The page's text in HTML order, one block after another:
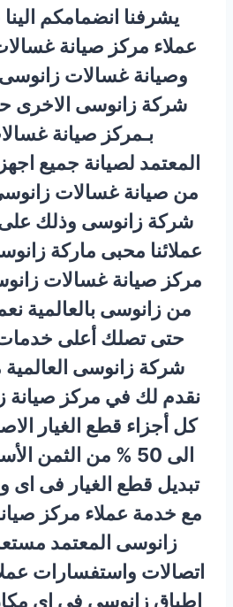
يشرفنا انضمامكم الينا
عملاء مركز صيانة
وصيانة غسالات
شركة زانوسى الاخرى
بـمركز صيانة
المعتمد لصيانة جميع
من صيانة غسالات
عملائنا محبى ماركة
مركز صيانة غسالات
من زانوسى بالعالمية
حتى تصلك أعلى خدمات
شركة زانوسى
نقدم لك في مركز صيانة
كل أجزاء قطع الغيار
الى 50 % من الثمن
تبديل قطع الغيار فى
مع خدمة عملاء مركز
زانوسى المعتمد
اتصالات واستفسارات
اطباق زانوسى فى اى